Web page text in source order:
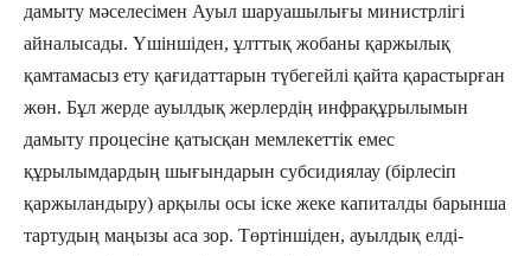
дамыту мәселесімен Ауыл шаруашылығы министрлігі
айналысады. Үшіншіден, ұлттық жобаны қаржылық
қамтамасыз ету қағидаттарын түбегейлі қайта қарастырған
жөн. Бұл жерде ауылдық жерлердің инфрақұрылымын
дамыту процесіне қатысқан мемлекеттік емес
құрылымдардың шығындарын субсидиялау (бірлесіп
қаржыландыру) арқылы осы іске жеке капиталды барынша
тартудың маңызы аса зор. Төртіншіден, ауылдық елді-